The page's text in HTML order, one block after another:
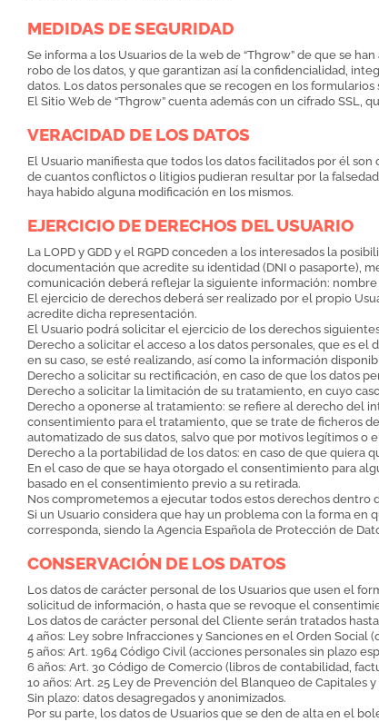
MEDIDAS DE SEGURIDAD
Se informa a los Usuarios de la web de “Thgrow” de que se
robo de los datos, y que garantizan así la confidencialidad,
datos. Los datos personales que se recogen en los
El Sitio Web de “Thgrow” cuenta además con un cifrado
VERACIDAD DE LOS DATOS
El Usuario manifiesta que todos los datos facilitados por él
de cuantos conflictos o litigios pudieran resultar por la
haya habido alguna modificación en los mismos.
EJERCICIO DE DERECHOS DEL USUARIO
La LOPD y GDD y el RGPD conceden a los interesados la
documentación que acredite su identidad (DNI o pasaporte),
comunicación deberá reflejar la siguiente información:
El ejercicio de derechos deberá ser realizado por el propio
acredite dicha representación.
El Usuario podrá solicitar el ejercicio de los derechos
Derecho a solicitar el acceso a los datos personales, que es
en su caso, se esté realizando, así como la información
Derecho a solicitar su rectificación, en caso de que los datos
Derecho a solicitar la limitación de su tratamiento, en cuyo
Derecho a oponerse al tratamiento: se refiere al derecho del
consentimiento para el tratamiento, que se trate de ficheros
automatizado de sus datos, salvo que por motivos legítimos o
Derecho a la portabilidad de los datos: en caso de que quiera
En el caso de que se haya otorgado el consentimiento para
basado en el consentimiento previo a su retirada.
Nos comprometemos a ejecutar todos estos derechos dentro
Si un Usuario considera que hay un problema con la forma en
corresponda, siendo la Agencia Española de Protección de
CONSERVACIÓN DE LOS DATOS
Los datos de carácter personal de los Usuarios que usen el
solicitud de información, o hasta que se revoque el
Los datos de carácter personal del Cliente serán tratados
4 años: Ley sobre Infracciones y Sanciones en el Orden Social
5 años: Art. 1964 Código Civil (acciones personales sin plazo
6 años: Art. 30 Código de Comercio (libros de contabilidad,
10 años: Art. 25 Ley de Prevención del Blanqueo de Capitales
Sin plazo: datos desagregados y anonimizados.
Por su parte, los datos de Usuarios que se den de alta en el